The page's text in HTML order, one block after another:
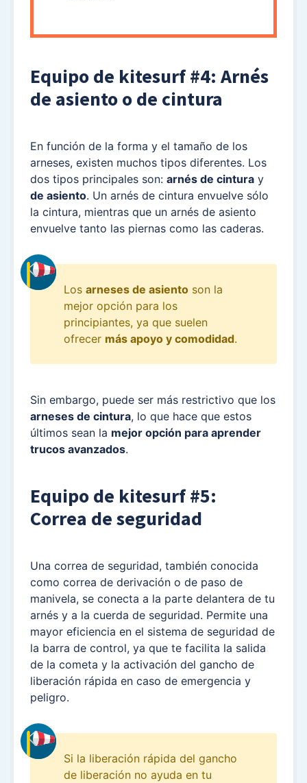
Equipo de kitesurf #4: Arnés
de asiento o de cintura
En función de la forma y el tamaño de los
arneses, existen muchos tipos diferentes. Los
dos tipos principales son: arnés de cintura y
de asiento. Un arnés de cintura envuelve sólo
la cintura, mientras que un arnés de asiento
envuelve tanto las piernas como las caderas.
Los arneses de asiento son la
mejor opción para los
principiantes, ya que suelen
ofrecer más apoyo y comodidad.
Sin embargo, puede ser más restrictivo que los
arneses de cintura, lo que hace que estos
últimos sean la mejor opción para aprender
trucos avanzados.
Equipo de kitesurf #5:
Correa de seguridad
Una correa de seguridad, también conocida
como correa de derivación o de paso de
manivela, se conecta a la parte delantera de tu
arnés y a la cuerda de seguridad. Permite una
mayor eficiencia en el sistema de seguridad de
la barra de control, ya que te facilita la salida
de la cometa y la activación del gancho de
liberación rápida en caso de emergencia y
peligro.
Si la liberación rápida del gancho
de liberación no ayuda en tu